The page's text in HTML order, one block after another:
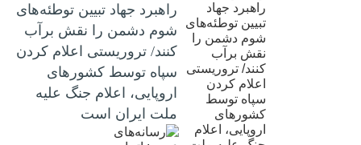
راهبرد جهاد تبیین توطئه‌های
شوم دشمن را نقش برآب
کنند/ تروریستی اعلام کردن
سپاه توسط کشورهای
اروپایی، اعلام جنگ علیه
ملت ایران است